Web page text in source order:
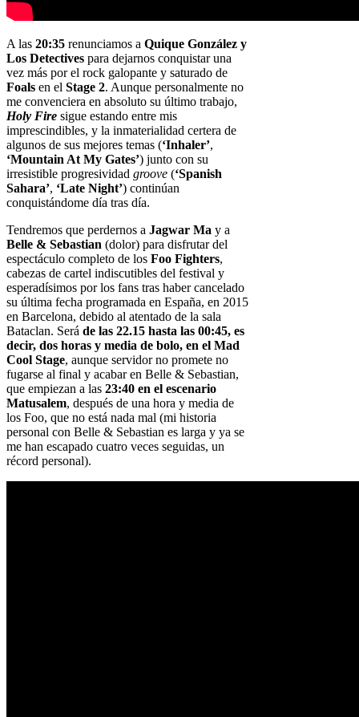
A las 20:35 renunciamos a Quique González y
Los Detectives para dejarnos conquistar una
vez más por el rock galopante y saturado de
Foals en el Stage 2. Aunque personalmente no
me convenciera en absoluto su último trabajo,
Holy Fire sigue estando entre mis
imprescindibles, y la inmaterialidad certera de
algunos de sus mejores temas (‘Inhaler’,
‘Mountain At My Gates’) junto con su
irresistible progresividad groove (‘Spanish
Sahara’, ‘Late Night’) continúan
conquistándome día tras día.
Tendremos que perdernos a Jagwar Ma y a
Belle & Sebastian (dolor) para disfrutar del
espectáculo completo de los Foo Fighters,
cabezas de cartel indiscutibles del festival y
esperadísimos por los fans tras haber cancelado
su última fecha programada en España, en 2015
en Barcelona, debido al atentado de la sala
Bataclan. Será de las 22.15 hasta las 00:45, es
decir, dos horas y media de bolo, en el Mad
Cool Stage, aunque servidor no promete no
fugarse al final y acabar en Belle & Sebastian,
que empiezan a las 23:40 en el escenario
Matusalem, después de una hora y media de
los Foo, que no está nada mal (mi historia
personal con Belle & Sebastian es larga y ya se
me han escapado cuatro veces seguidas, un
récord personal).